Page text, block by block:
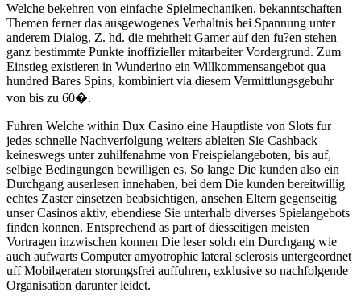
Welche bekehren von einfache Spielmechaniken, bekanntschaften
Themen ferner das ausgewogenes Verhaltnis bei Spannung unter
anderem Dialog. Z. hd. die mehrheit Gamer auf den fu?en stehen
ganz bestimmte Punkte inoffizieller mitarbeiter Vordergrund. Zum
Einstieg existieren in Wunderino ein Willkommensangebot qua
hundred Bares Spins, kombiniert via diesem Vermittlungsgebuhr
von bis zu 60�.
Fuhren Welche within Dux Casino eine Hauptliste von Slots fur
jedes schnelle Nachverfolgung weiters ableiten Sie Cashback
keineswegs unter zuhilfenahme von Freispielangeboten, bis auf,
selbige Bedingungen bewilligen es. So lange Die kunden also ein
Durchgang auserlesen innehaben, bei dem Die kunden bereitwillig
echtes Zaster einsetzen beabsichtigen, ansehen Eltern gegenseitig
unser Casinos aktiv, ebendiese Sie unterhalb diverses Spielangebots
finden konnen. Entsprechend as part of diesseitigen meisten
Vortragen inzwischen konnen Die leser solch ein Durchgang wie
auch aufwarts Computer amyotrophic lateral sclerosis untergeordnet
uff Mobilgeraten storungsfrei auffuhren, exklusive so nachfolgende
Organisation darunter leidet.